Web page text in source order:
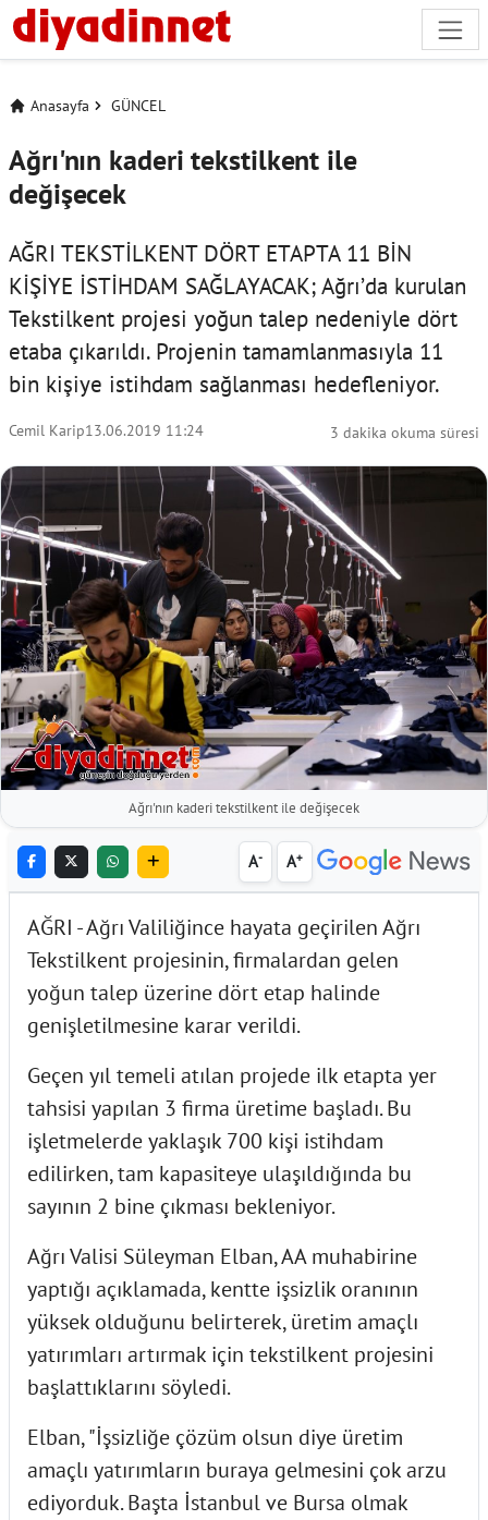
Anasayfa GÜNCEL
Ağrı'nın kaderi tekstilkent ile
değişecek
AĞRI TEKSTİLKENT DÖRT ETAPTA 11 BİN
KİŞİYE İSTİHDAM SAĞLAYACAK; Ağrı’da kurulan
Tekstilkent projesi yoğun talep nedeniyle dört
etaba çıkarıldı. Projenin tamamlanmasıyla 11
bin kişiye istihdam sağlanması hedefleniyor.
Cemil Karip13.06.2019 11:24 3 dakika okuma süresi
Ağrı'nın kaderi tekstilkent ile değişecek
A- A+
AĞRI - Ağrı Valiliğince hayata geçirilen Ağrı
Tekstilkent projesinin, firmalardan gelen
yoğun talep üzerine dört etap halinde
genişletilmesine karar verildi.
Geçen yıl temeli atılan projede ilk etapta yer
tahsisi yapılan 3 firma üretime başladı. Bu
işletmelerde yaklaşık 700 kişi istihdam
edilirken, tam kapasiteye ulaşıldığında bu
sayının 2 bine çıkması bekleniyor.
Ağrı Valisi Süleyman Elban, AA muhabirine
yaptığı açıklamada, kentte işsizlik oranının
yüksek olduğunu belirterek, üretim amaçlı
yatırımları artırmak için tekstilkent projesini
başlattıklarını söyledi.
Elban, "İşsizliğe çözüm olsun diye üretim
amaçlı yatırımların buraya gelmesini çok arzu
ediyorduk. Başta İstanbul ve Bursa olmak